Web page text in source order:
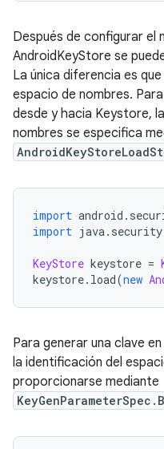
Después de configurar el
AndroidKeyStore se
La única diferencia es
espacio de nombres.
desde y hacia Keystore,
nombres se especifica
import android .
import java. security
KeyStore keystore =
keystore. load(new
Para generar una clave
la identificación del
proporcionarse mediante